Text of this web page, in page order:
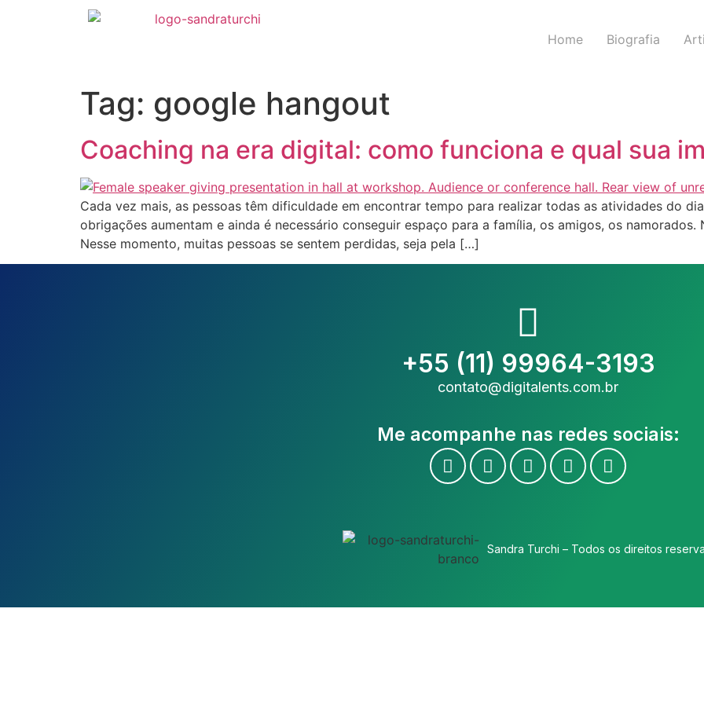
Home Biografia
Tag: google hangout
Coaching na era digital: como funciona e qual sua
Cada vez mais, as pessoas têm dificuldade em encontrar tempo para realizar todas as atividades do
obrigações aumentam e ainda é necessário conseguir espaço para a família, os amigos, os namorados.
Nesse momento, muitas pessoas se sentem perdidas, seja pela […]
+55 (11) 99964-3193
contato@digitalents.com.br
Me acompanhe nas redes sociais:
Sandra Turchi – Todos os direitos